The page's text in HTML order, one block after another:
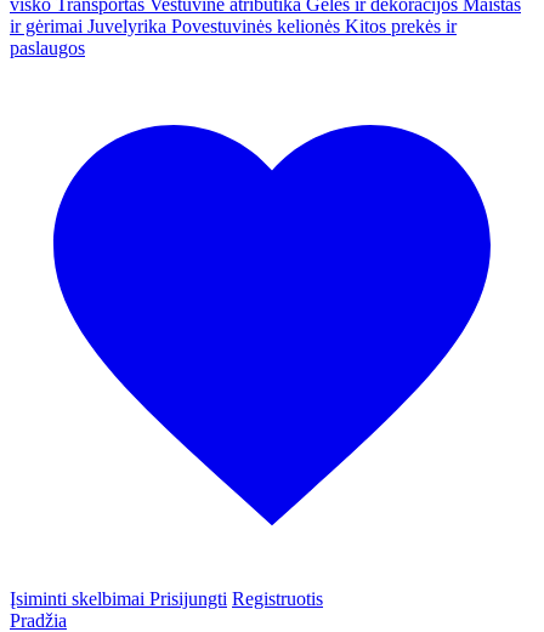
visko Transportas Vestuvinė atributika Gėlės ir dekoracijos Maistas
ir gėrimai Juvelyrika Povestuvinės kelionės Kitos prekės ir
paslaugos
Įsiminti skelbimai Prisijungti Registruotis
Pradžia